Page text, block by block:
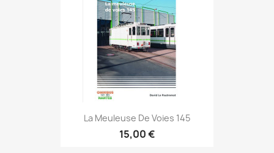
La Meuleuse De Voies 145
15,00 €